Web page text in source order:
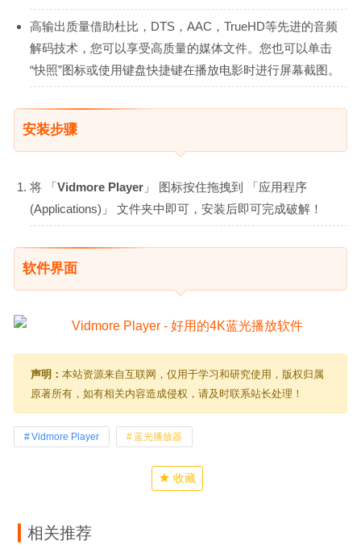
高输出质量借助杜比，DTS，AAC，TrueHD等先进的音频
解码技术，您可以享受高质量的媒体文件。您也可以单击
“快照”图标或使用键盘快捷键在播放电影时进行屏幕截图。
安装步骤
将 「Vidmore Player 」 图标按住拖拽到 「应用程序
(Applications)」 文件夹中即可，安装后即可完成破解！
软件界面
声明： 本站资源来自互联网，仅用于学习和研究使用，版权归属
原著所有，如有相关内容造成侵权，请及时联系站长处理！
Vidmore Player 蓝光播放器
收藏
相关推荐